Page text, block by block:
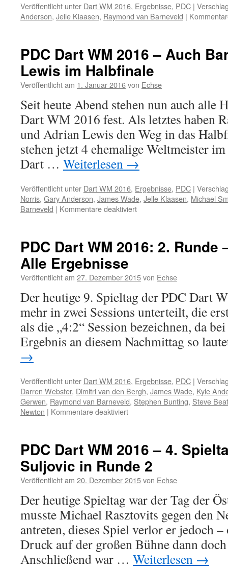
Veröffentlicht unter Dart WM 2016, Ergebnisse, PDC |
Anderson, Jelle Klaasen, Raymond van Barneveld |
PDC Dart WM 2016 – Auch
Lewis im Halbfinale
Veröffentlicht am 1. Januar 2016von Echse
Seit heute Abend stehen nun auch alle
Dart WM 2016 fest. Als letztes haben
und Adrian Lewis den Weg in das
stehen jetzt 4 ehemalige Weltmeister
Dart … Weiterlesen →
Veröffentlicht unter Dart WM 2016, Ergebnisse, PDC |
Norris, Gary Anderson, James Wade, Jelle Klaasen, Michael
Barneveld | Kommentare deaktiviertfür
2016
Barvneveld
Lewis
im
Halbfinale
PDC Dart WM 2016: 2. Runde
Alle Ergebnisse
Veröffentlicht am 27. Dezember 2015von Echse
Der heutige 9. Spieltag der PDC Dart
mehr in zwei Sessions unterteilt, die
als die „4:2“ Session bezeichnen, da
Ergebnis an diesem Nachmittag so
→
Veröffentlicht unter Dart WM 2016, Ergebnisse, PDC |
Darren Webster, Dimitri van den Bergh, James Wade, Kyle
Gerwen, Raymond van Barneveld, Stephen Bunting, Steve
Newton | Kommentare deaktiviertfür
2016:
2.
Runde
–
Spieltag
–
Alle
Ergebnisse
PDC Dart WM 2016 – 4.
Suljovic in Runde 2
Veröffentlicht am 20. Dezember 2015von Echse
Der heutige Spieltag war der Tag der
musste Michael Rasztovits gegen den
antreten, dieses Spiel verlor er jedoch
Druck auf der großen Bühne dann
Anschließend war … Weiterlesen →